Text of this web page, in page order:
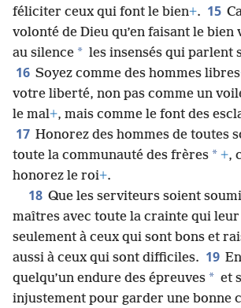
féliciter ceux qui font le bien+. 15
volonté de Dieu qu’en faisant le bien
au silence * les insensés qui parlent
16 Soyez comme des hommes libres
votre liberté, non pas comme un
le mal+, mais comme le font des
17 Honorez des hommes de toutes
toute la communauté des frères * +,
honorez le roi+.
18 Que les serviteurs soient
maîtres avec toute la crainte qui leur
seulement à ceux qui sont bons et
aussi à ceux qui sont difficiles. 19
quelqu’un endure des épreuves * et
injustement pour garder une bonne